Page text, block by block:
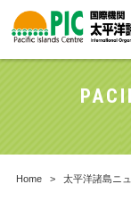
Home > 太平洋諸島ニ